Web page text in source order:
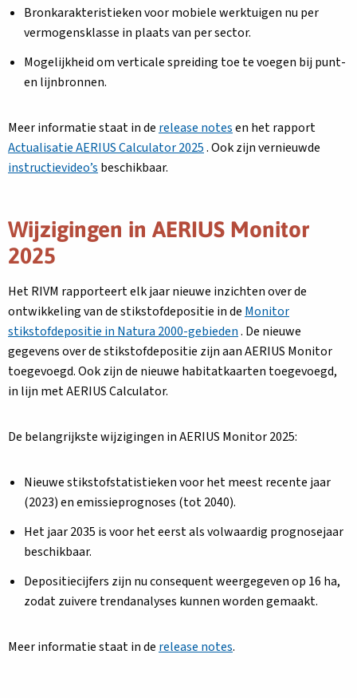
Bronkarakteristieken voor mobiele werktuigen nu per
vermogensklasse in plaats van per sector.
Mogelijkheid om verticale spreiding toe te voegen bij punt-
en lijnbronnen.
Meer informatie staat in de release notesen het rapport
Actualisatie AERIUS Calculator 2025. Ook zijn vernieuwde
instructievideo’s beschikbaar.
Wijzigingen in AERIUS Monitor
2025
Het RIVM rapporteert elk jaar nieuwe inzichten over de
ontwikkeling van de stikstofdepositie in de Monitor
stikstofdepositie in Natura 2000-gebieden. De nieuwe
gegevens over de stikstofdepositie zijn aan AERIUS Monitor
toegevoegd. Ook zijn de nieuwe habitatkaarten toegevoegd,
in lijn met AERIUS Calculator.
De belangrijkste wijzigingen in AERIUS Monitor 2025:
Nieuwe stikstofstatistieken voor het meest recente jaar
(2023) en emissieprognoses (tot 2040).
Het jaar 2035 is voor het eerst als volwaardig prognosejaar
beschikbaar.
Depositiecijfers zijn nu consequent weergegeven op 16 ha,
zodat zuivere trendanalyses kunnen worden gemaakt.
Meer informatie staat in de release notes.